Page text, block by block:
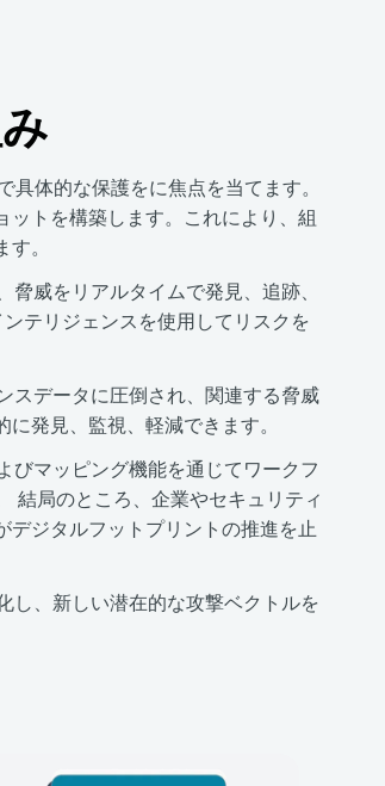
体的な保護をに焦点を当てます。
トを構築します。これにより、組
。
威をリアルタイムで発見、追跡、
テリジェンスを使用してリスクを
スデータに圧倒され、関連する脅威
発見、監視、軽減できます。
びマッピング機能を通じてワークフ
結局のところ、企業やセキュリティ
ジタルフットプリントの推進を止
し、新しい潜在的な攻撃ベクトルを